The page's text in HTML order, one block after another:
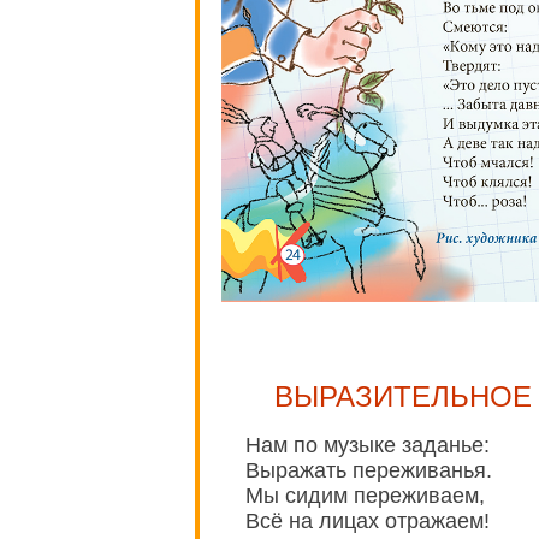
Нам по музыке заданье:
Выражать переживанья.
Мы сидим переживаем,
Всё на лицах отражаем!